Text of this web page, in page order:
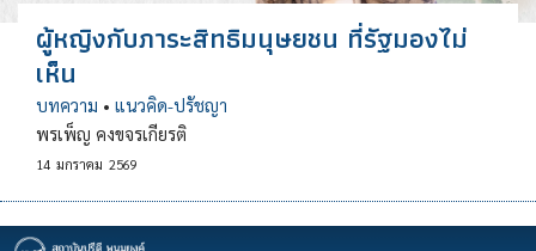
ผู้หญิงกับภาระสิทธิมนุษยชน ที่รัฐมองไม่
เห็น
บทความ • แนวคิด-ปรัชญา
พรเพ็ญ คงขจรเกียรติ
14 มกราคม 2569